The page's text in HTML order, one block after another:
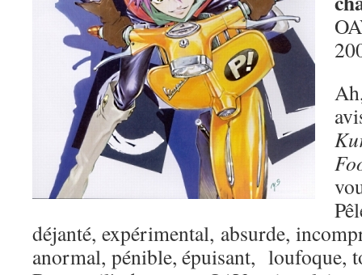
déjanté, expérimental, absurde,
anormal, pénible, épuisant,